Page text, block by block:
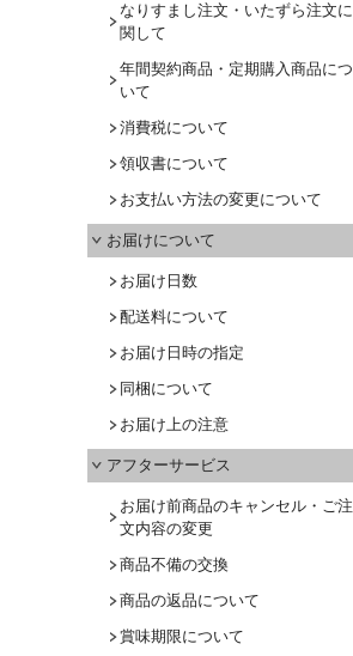
なりすまし注文・いたずら注文に
関して
年間契約商品・定期購入商品につ
いて
消費税について
領収書について
お支払い方法の変更について
お届けについて
お届け日数
配送料について
お届け日時の指定
同梱について
お届け上の注意
アフターサービス
お届け前商品のキャンセル・ご注
文内容の変更
商品不備の交換
商品の返品について
賞味期限について